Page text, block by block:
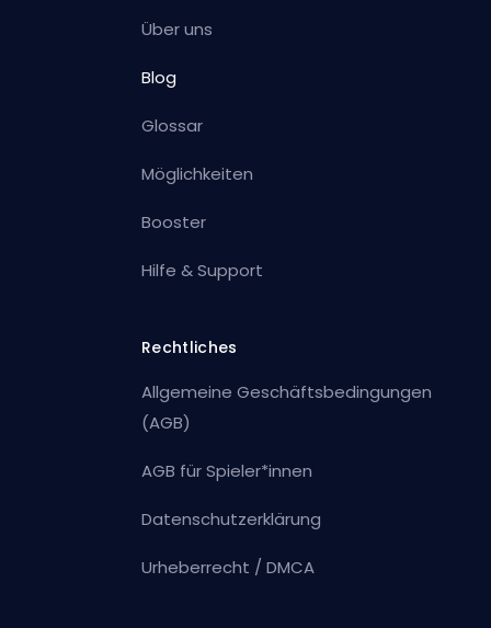
Über uns
Blog
Glossar
Möglichkeiten
Booster
Hilfe & Support
Rechtliches
Allgemeine Geschäftsbedingungen
(AGB)
AGB für Spieler*innen
Datenschutzerklärung
Urheberrecht / DMCA